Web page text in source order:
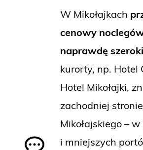
W Mikołajkach
cenowy
naprawdę szeroki
kurorty, np. Hotel
Hotel Mikołajki,
zachodniej
Mikołajskiego –
i mniejszych